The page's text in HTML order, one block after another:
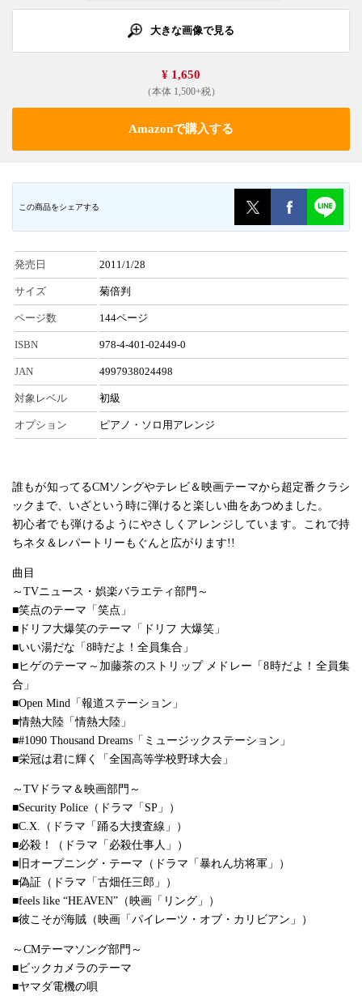
大きな画像で見る
¥ 1,650
（本体 1,500+税）
Amazonで購入する
この商品をシェアする
発売日 2011/1/28
サイズ 菊倍判
ページ数 144ページ
ISBN 978-4-401-02449-0
JAN 4997938024498
対象レベル 初級
オプション ピアノ・ソロ用アレンジ
誰もが知ってるCMソングやテレビ＆映画テーマから超定番クラシ
ックまで、いざという時に弾けると楽しい曲をあつめました。
初心者でも弾けるようにやさしくアレンジしています。これで持
ちネタ＆レパートリーもぐんと広がります!!
曲目
～TVニュース・娯楽バラエティ部門～
■笑点のテーマ「笑点」
■ドリフ大爆笑のテーマ「ドリフ 大爆笑」
■いい湯だな「8時だよ！全員集合」
■ヒゲのテーマ～加藤茶のストリップ メドレー「8時だよ！全員集
合」
■Open Mind「報道ステーション」
■情熱大陸「情熱大陸」
■#1090 Thousand Dreams「ミュージックステーション」
■栄冠は君に輝く「全国高等学校野球大会」
～TVドラマ＆映画部門～
■Security Police（ドラマ「SP」）
■C.X.（ドラマ「踊る大捜査線」）
■必殺！（ドラマ「必殺仕事人」）
■旧オープニング・テーマ（ドラマ「暴れん坊将軍」）
■偽証（ドラマ「古畑任三郎」）
■feels like “HEAVEN”（映画「リング」）
■彼こそが海賊（映画「パイレーツ・オブ・カリビアン」）
～CMテーマソング部門～
■ビックカメラのテーマ
■ヤマダ電機の唄